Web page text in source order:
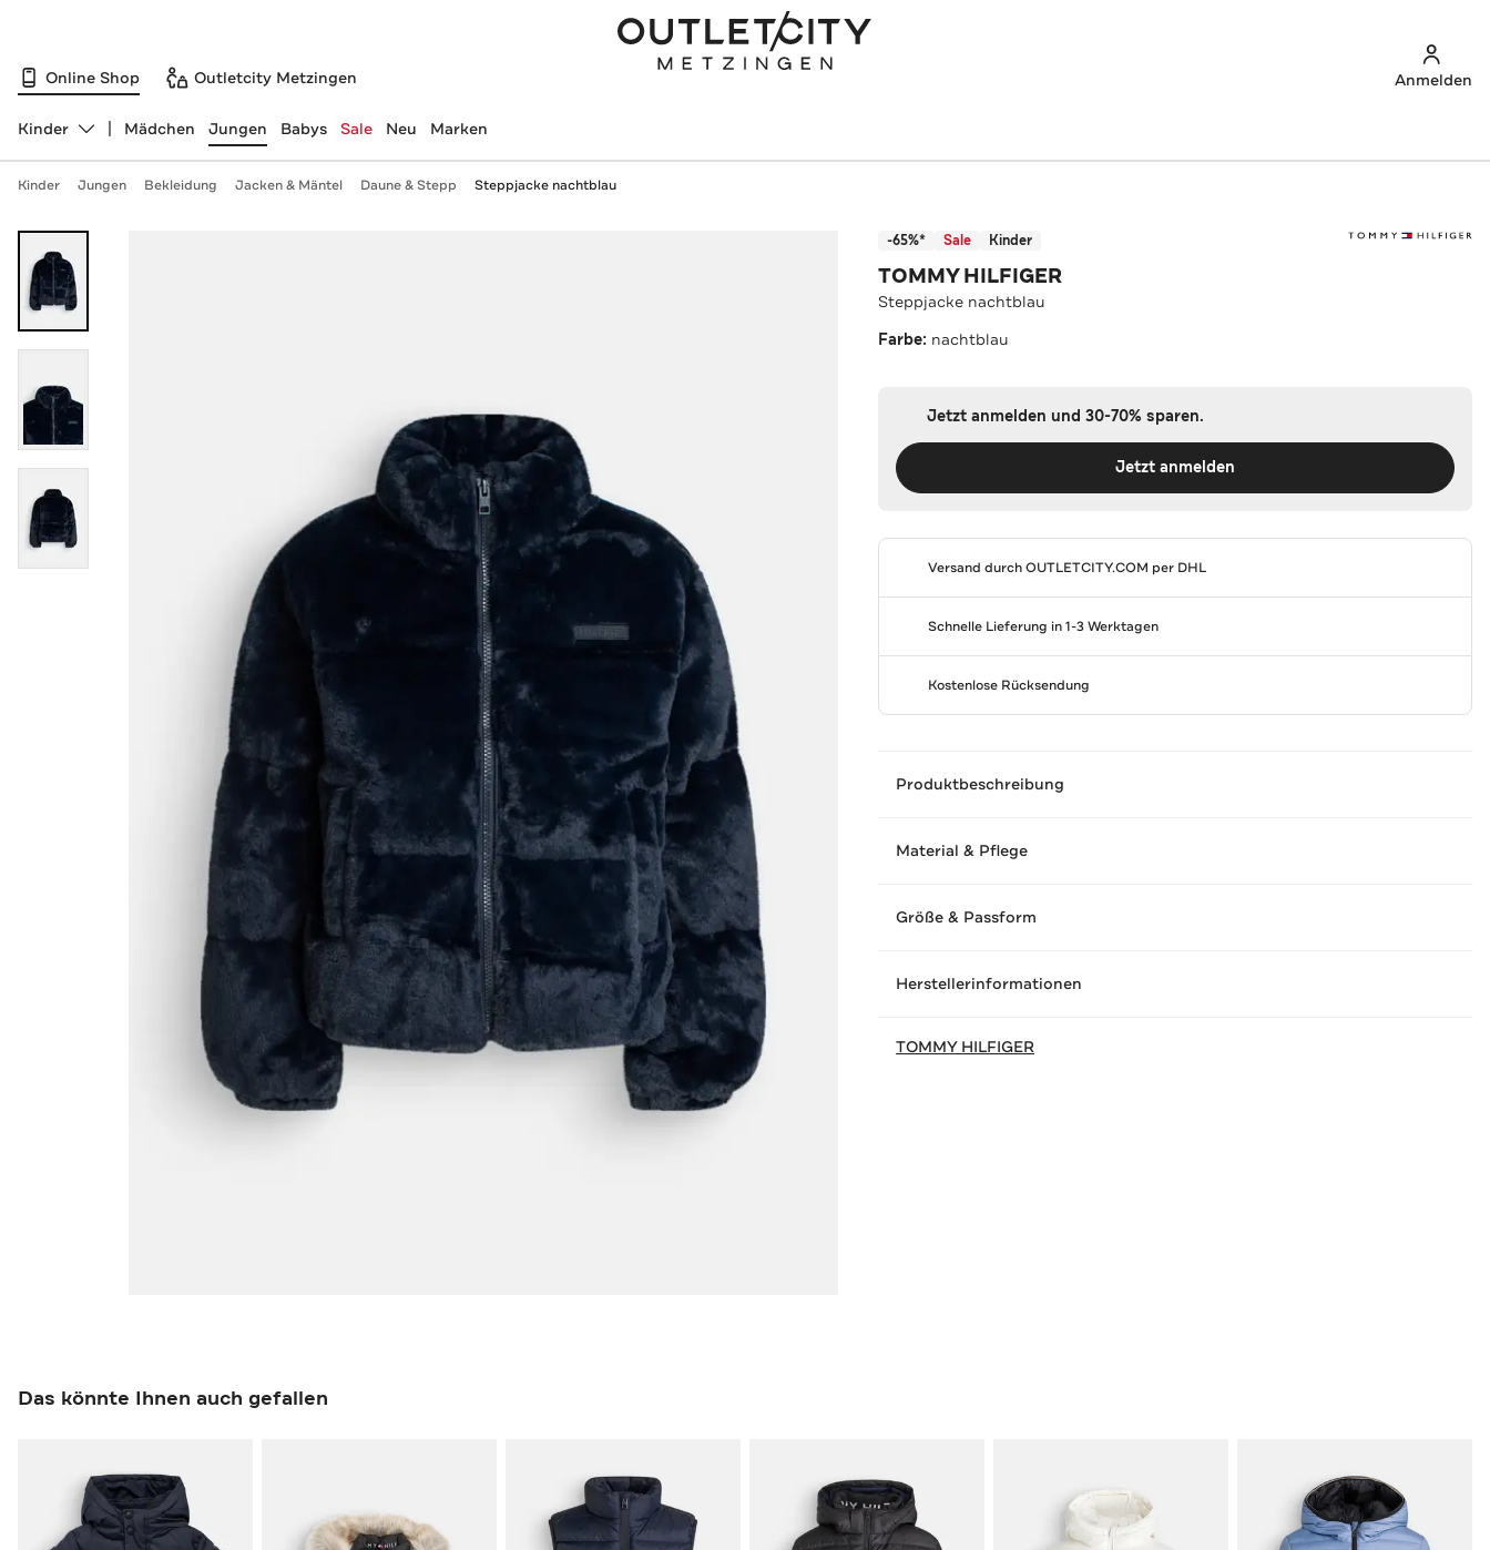
Online Shop Outletcity Metzingen Anmelden
Abteilung ändern, ausgewählt:
Kinder Mädchen Jungen Babys Sale Neu Marken
Kinder Jungen Bekleidung Jacken & Mäntel Daune & Stepp Steppjacke nachtblau
-65%* Sale Kinder
TOMMY HILFIGER
Steppjacke nachtblau
Farbe: nachtblau
Jetzt anmelden und 30-70% sparen.
Jetzt anmelden
Versand durchOUTLETCITY.COM per DHL
Schnelle Lieferung in 1-3 Werktagen
Kostenlose Rücksendung
Produktbeschreibung
Material & Pflege
Größe & Passform
Herstellerinformationen
TOMMY HILFIGER
Das könnte Ihnen auch gefallen